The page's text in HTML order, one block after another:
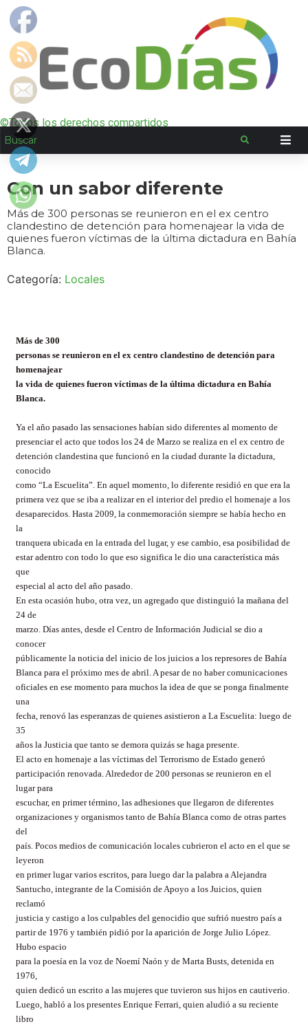
©Todos los derechos compartidos
Con un sabor diferente
Más de 300 personas se reunieron en el ex centro
clandestino de detención para homenajear la vida de
quienes fueron víctimas de la última dictadura en Bahía
Blanca.
Categoría: Locales
Más de 300
personas se reunieron en el ex centro clandestino de detención para
homenajear
la vida de quienes fueron víctimas de la última dictadura en Bahía
Blanca.
Ya el año pasado las sensaciones habían sido diferentes al momento de
presenciar el acto que todos los 24 de Marzo se realiza en el ex centro de
detención clandestina que funcionó en la ciudad durante la dictadura,
conocido
como “La Escuelita”. En aquel momento, lo diferente residió en que era la
primera vez que se iba a realizar en el interior del predio el homenaje a los
desaparecidos. Hasta 2009, la conmemoración siempre se había hecho en
la
tranquera ubicada en la entrada del lugar, y ese cambio, esa posibilidad de
estar adentro con todo lo que eso significa le dio una característica más
que
especial al acto del año pasado.
En esta ocasión hubo, otra vez, un agregado que distinguió la mañana del
24 de
marzo. Días antes, desde el Centro de Información Judicial se dio a
conocer
públicamente la noticia del inicio de los juicios a los represores de Bahía
Blanca para el próximo mes de abril. A pesar de no haber comunicaciones
oficiales en ese momento para muchos la idea de que se ponga finalmente
una
fecha, renovó las esperanzas de quienes asistieron a La Escuelita: luego de
35
años la Justicia que tanto se demora quizás se haga presente.
El acto en homenaje a las víctimas del Terrorismo de Estado generó
participación renovada. Alrededor de 200 personas se reunieron en el
lugar para
escuchar, en primer término, las adhesiones que llegaron de diferentes
organizaciones y organismos tanto de Bahía Blanca como de otras partes
del
país. Pocos medios de comunicación locales cubrieron el acto en el que se
leyeron
en primer lugar varios escritos, para luego dar la palabra a Alejandra
Santucho, integrante de la Comisión de Apoyo a los Juicios, quien
reclamó
justicia y castigo a los culpables del genocidio que sufrió nuestro país a
partir de 1976 y también pidió por la aparición de Jorge Julio López.
Hubo espacio
para la poesía en la voz de Noemí Naón y de Marta Busts, detenida en
1976,
quien dedicó un escrito a las mujeres que tuvieron sus hijos en cautiverio.
Luego, habló a los presentes Enrique Ferrari, quien aludió a su reciente
libro